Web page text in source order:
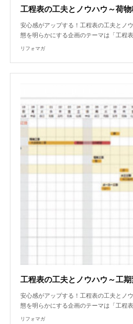
安心感がアップする！工程表の工夫とノ
態を明らかにする企画のテーマは「工程
リフォマガ
安心感がアップする！工程表の工夫とノ
態を明らかにする企画のテーマは「工程
リフォマガ